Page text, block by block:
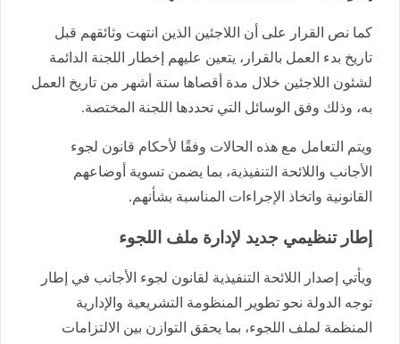
كما نص القرار على أن اللاجئين الذين انتهت وثائقهم قبل
تاريخ بدء العمل بالقرار، يتعين عليهم إخطار اللجنة الدائمة
لشئون اللاجئين خلال مدة أقصاها ستة أشهر من تاريخ العمل
به، وذلك وفق الوسائل التي تحددها اللجنة المختصة.
ويتم التعامل مع هذه الحالات وفقًا لأحكام قانون لجوء
الأجانب واللائحة التنفيذية، بما يضمن تسوية أوضاعهم
القانونية واتخاذ الإجراءات المناسبة بشأنهم.
إطار تنظيمي جديد لإدارة ملف اللجوء
ويأتي إصدار اللائحة التنفيذية لقانون لجوء الأجانب في إطار
توجه الدولة نحو تطوير المنظومة التشريعية والإدارية
المنظمة لملف اللجوء، بما يحقق التوازن بين الالتزامات